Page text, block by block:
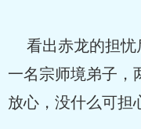
看出赤龙的担忧
一名宗师境弟子，
放心，没什么可担